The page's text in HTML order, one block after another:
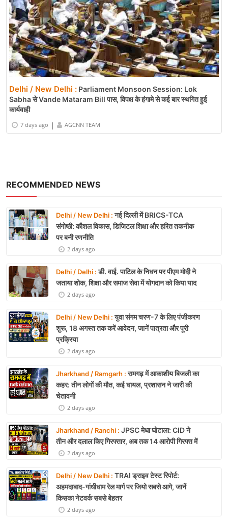
RECOMMENDED NEWS
Delhi / New Delhi :नई दिल्ली में BRICS-TCA
संगोष्ठी: कौशल विकास, डिजिटल शिक्षा और हरित तकनीक
पर बनी रणनीति
2 days ago
Delhi / Delhi :डी. वाई. पाटिल के निधन पर पीएम मोदी ने
जताया शोक, शिक्षा और समाज सेवा में योगदान को किया याद
2 days ago
Delhi / New Delhi :युवा संगम चरण-7 के लिए पंजीकरण
शुरू, 18 अगस्त तक करें आवेदन, जानें पात्रता और पूरी
प्रक्रिया
2 days ago
Jharkhand / Ramgarh :रामगढ़ में आकाशीय बिजली का
कहर: तीन लोगों की मौत, कई घायल, प्रशासन ने जारी की
चेतावनी
2 days ago
Jharkhand / Ranchi : JPSC मेधा घोटाला: CID ने
तीन और दलाल किए गिरफ्तार, अब तक 14 आरोपी गिरफ्त में
2 days ago
Delhi / New Delhi : TRAI ड्राइव टेस्ट रिपोर्ट:
अहमदाबाद-गांधीधाम रेल मार्ग पर जियो सबसे आगे, जानें
किसका नेटवर्क सबसे बेहतर
2 days ago
Delhi / New Delhi : Parliament Monsoon Session: Lok
Sabha से Vande Mataram Bill पास, विपक्ष के हंगामे से कई बार स्थगित हुई
कार्यवाही
7 days ago | AGCNN TEAM